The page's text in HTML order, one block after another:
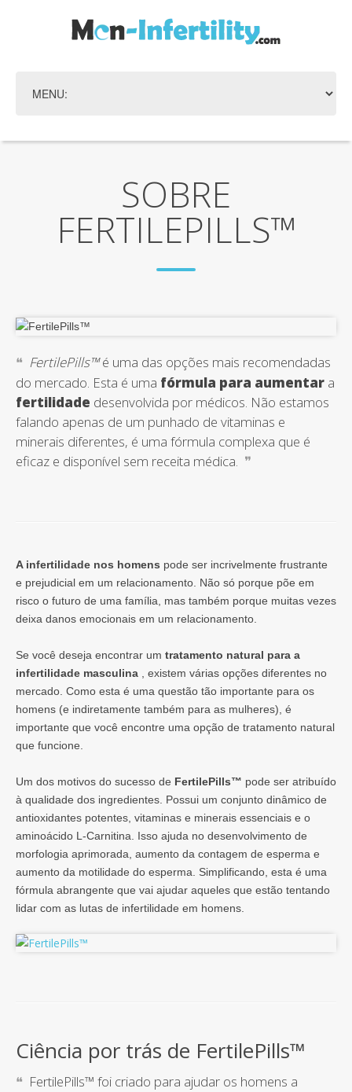
SOBRE
FERTILEPILLS™
FertilePills™é uma das opções mais recomendadas
do mercado. Esta é uma fórmula para aumentar a
fertilidade desenvolvida por médicos. Não estamos
falando apenas de um punhado de vitaminas e
minerais diferentes, é uma fórmula complexa que é
eficaz e disponível sem receita médica.
A infertilidade nos homens pode ser incrivelmente frustrante
e prejudicial em um relacionamento. Não só porque põe em
risco o futuro de uma família, mas também porque muitas vezes
deixa danos emocionais em um relacionamento.
Se você deseja encontrar um tratamento natural para a
infertilidade masculina , existem várias opções diferentes no
mercado. Como esta é uma questão tão importante para os
homens (e indiretamente também para as mulheres), é
importante que você encontre uma opção de tratamento natural
que funcione.
Um dos motivos do sucesso de FertilePills™ pode ser atribuído
à qualidade dos ingredientes. Possui um conjunto dinâmico de
antioxidantes potentes, vitaminas e minerais essenciais e o
aminoácido L-Carnitina. Isso ajuda no desenvolvimento de
morfologia aprimorada, aumento da contagem de esperma e
aumento da motilidade do esperma. Simplificando, esta é uma
fórmula abrangente que vai ajudar aqueles que estão tentando
lidar com as lutas de infertilidade em homens.
Ciência por trás de FertilePills™
FertilePills™ foi criado para ajudar os homens a